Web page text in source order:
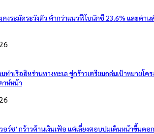
คงระมัดระวังตัว ต่ำกว่าแนวฟีโบนักชี 23.6% และด่า
าเรืออิหร่านทางทะเล ขู่กร้าวเตรียมถล่มเป้าหมายโคร
ห์หน้า
อร์ช’ กร้าวต้านเงินเฟ้อ แต่เลี่ยงตอบปมเดินหน้าขึ้นดอ